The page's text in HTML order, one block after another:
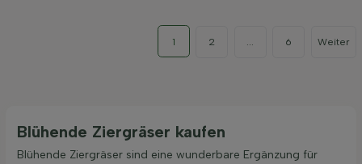
1 2 6 Weiter
Blühende Ziergräser kaufen
Blühende Ziergräser sind eine wunderbare Ergänzung für